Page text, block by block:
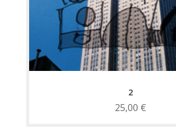
2
25,00 €